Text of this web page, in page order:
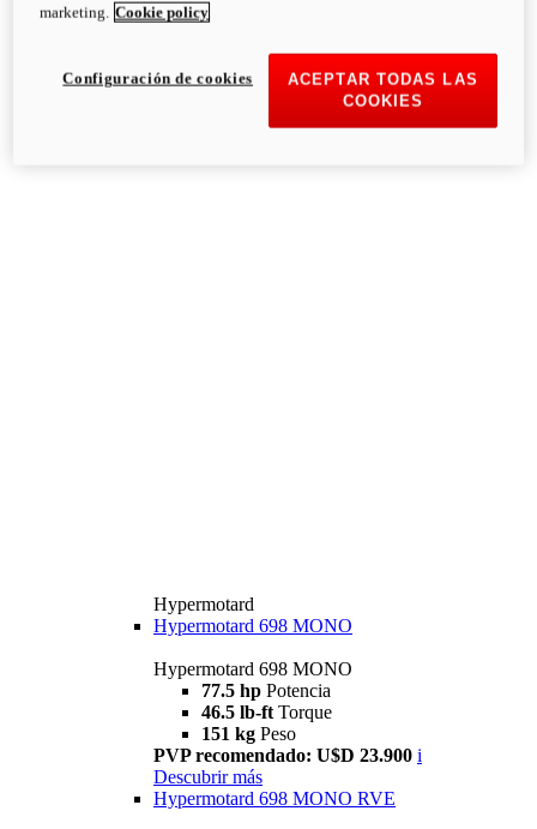
Hypermotard
Hypermotard 698 MONO
Hypermotard 698 MONO
77.5 hp Potencia
46.5 lb-ft Torque
151 kg Peso
PVP recomendado: U$D 23.900 i
Descubrir más
Hypermotard 698 MONO RVE
marketing. Cookie policy
ACEPTAR TODAS LAS
COOKIES
Configuración de cookies